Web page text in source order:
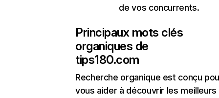
de vos concurrents.
Principaux mots clés
organiques de
tips180.com
Recherche organique est conçu
vous aider à découvrir les